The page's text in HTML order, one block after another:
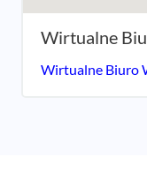
Wirtualne
Wirtualne Biuro